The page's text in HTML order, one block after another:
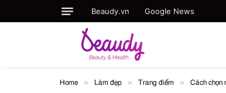
Beaudy.vn Google News
Home » Làm đẹp » Trang điểm » Cách chọn